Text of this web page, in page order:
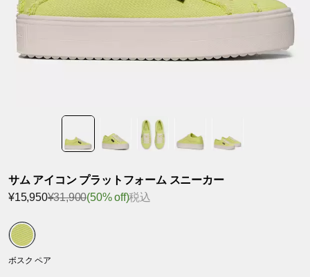
サム アイコン プラットフォーム スニーカー
¥15,950¥31,900(50% off)税込
ボスク ペア